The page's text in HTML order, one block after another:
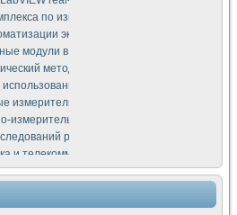
по измерению скорости подвижного
экспериментальных
модули в стандарте Nl SCXI для
метод в дефектоскопии сварных
использования машинного зрения в
измерительные системы для
измерительный комплекс аппаратуры для
рабочих процессов ДВС в
и телекоммуникации
радиолиний систем передачи данных
комплекс для исследования
стенд для исследования